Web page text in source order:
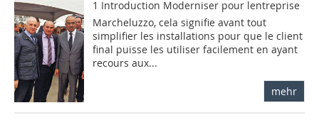
1 Introduction Moderniser pour lentreprise
Marcheluzzo, cela signifie avant tout
simplifier les installations pour que le client
final puisse les utiliser facilement en ayant
recours aux...
mehr